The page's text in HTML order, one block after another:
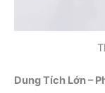
Dung Tích Lớn –